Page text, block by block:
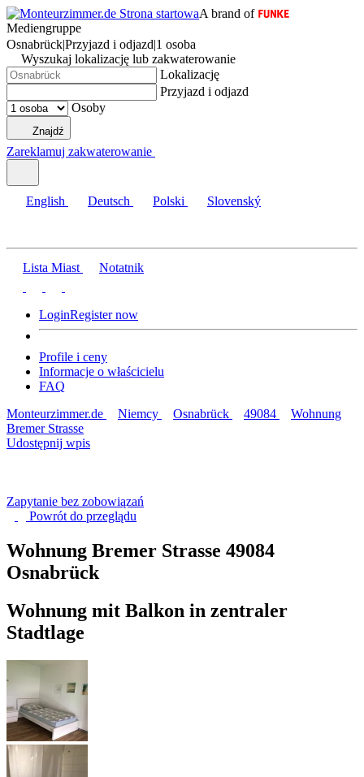
A brand of
Mediengruppe
Osnabrück|Przyjazd i odjazd|1 osoba
Wyszukaj lokalizację lub zakwaterowanie
Lokalizację
Przyjazd i odjazd
Osoby
Znajdź
Zareklamuj zakwaterowanie
English Deutsch Polski Slovenský
Lista Miast Notatnik
LoginRegister now
Profile i ceny
Informacje o właścicielu
FAQ
Monteurzimmer.de
Niemcy Osnabrück 49084
Wohnung
Bremer Strasse
Udostępnij wpis
Zapytanie bez zobowiązań
Powrót do przeglądu
Wohnung Bremer Strasse 49084
Osnabrück
Wohnung mit Balkon in zentraler
Stadtlage